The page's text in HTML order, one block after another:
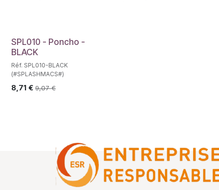
SPL010 - Poncho -
BLACK
Réf. SPL010-BLACK
(#SPLASHMACS#)
8,71 € 9,07€